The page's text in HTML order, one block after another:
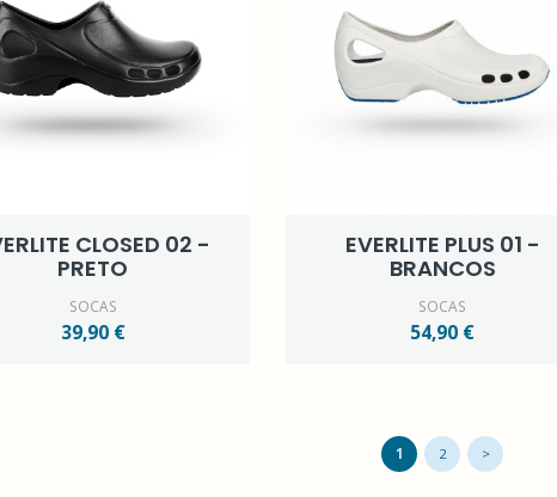
CLOSED 02 -
PRETO
SOCAS
39,90 €
EVERLITE PLUS 01 -
BRANCOS
SOCAS
54,90 €
1 2 >